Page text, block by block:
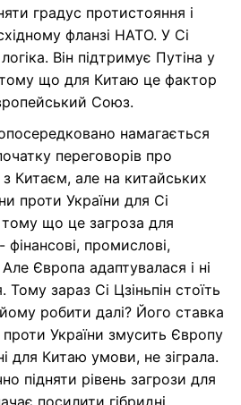
градус протистояння і
фланзі НАТО. У Сі
Він підтримує Путіна у
тому що для Китаю це фактор
Союз.
намагається
переговорів про
з Китаєм, але на китайських
проти України для Сі
тому що це загроза для
промислові,
Європа адаптувалася і ні
зараз Сі Цзіньпін стоїть
робити далі? Його ставка
проти України змусить Європу
для Китаю умови, не зіграла.
підняти рівень загрози для
посилити гібридні